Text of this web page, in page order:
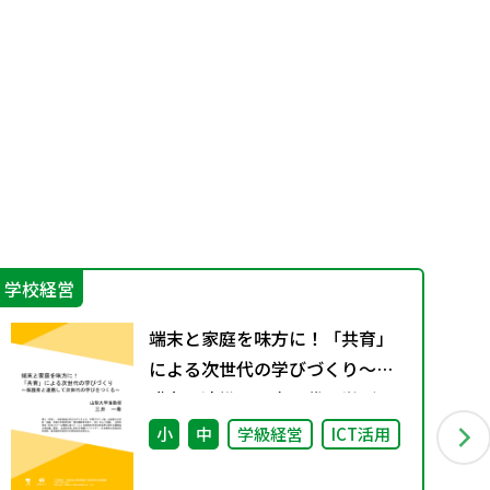
学校経営
端末と家庭を味方に！「共育」
による次世代の学びづくり～保
護者と連携して次世代の学びを
つくる～
小 中 学級経営 ICT活用